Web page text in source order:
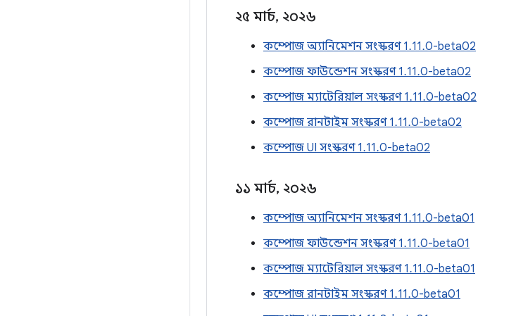
২৫ মার্চ, ২০২৬
কম্পোজ অ্যানিমেশন সংস্করণ 1.11.0-beta02
কম্পোজ ফাউন্ডেশন সংস্করণ 1.11.0-beta02
কম্পোজ ম্যাটেরিয়াল সংস্করণ 1.11.0-beta02
কম্পোজ রানটাইম সংস্করণ 1.11.0-beta02
কম্পোজ UI সংস্করণ 1.11.0-beta02
১১ মার্চ, ২০২৬
কম্পোজ অ্যানিমেশন সংস্করণ 1.11.0-beta01
কম্পোজ ফাউন্ডেশন সংস্করণ 1.11.0-beta01
কম্পোজ ম্যাটেরিয়াল সংস্করণ 1.11.0-beta01
কম্পোজ রানটাইম সংস্করণ 1.11.0-beta01